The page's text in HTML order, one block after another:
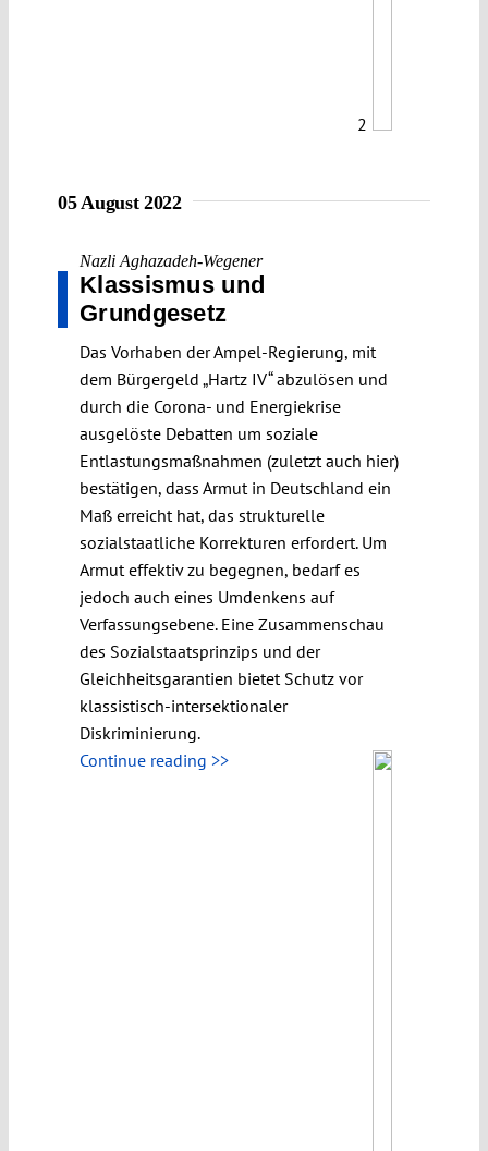
2
05 August 2022
Nazli Aghazadeh-Wegener
Klassismus und
Grundgesetz
Das Vorhaben der Ampel-Regierung, mit
dem Bürgergeld „Hartz IV“ abzulösen und
durch die Corona- und Energiekrise
ausgelöste Debatten um soziale
Entlastungsmaßnahmen (zuletzt auch hier)
bestätigen, dass Armut in Deutschland ein
Maß erreicht hat, das strukturelle
sozialstaatliche Korrekturen erfordert. Um
Armut effektiv zu begegnen, bedarf es
jedoch auch eines Umdenkens auf
Verfassungsebene. Eine Zusammenschau
des Sozialstaatsprinzips und der
Gleichheitsgarantien bietet Schutz vor
klassistisch-intersektionaler
Diskriminierung.
Continue reading >>